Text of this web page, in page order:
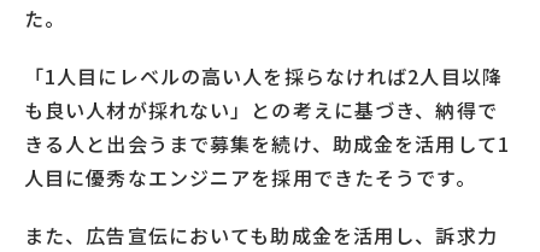
た。
「1人目にレベルの高い人を採らなければ2人目以降
も良い人材が採れない」との考えに基づき、納得で
きる人と出会うまで募集を続け、助成金を活用して1
人目に優秀なエンジニアを採用できたそうです。
また、広告宣伝においても助成金を活用し、訴求力